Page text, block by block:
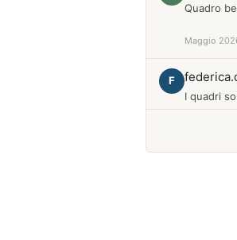
Quadro
Maggio
F
I quadri